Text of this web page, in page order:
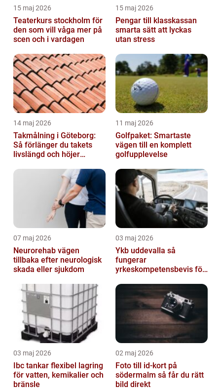
15 maj 2026
Teaterkurs stockholm för
den som vill våga mer på
scen och i vardagen
15 maj 2026
Pengar till klasskassan
smarta sätt att lyckas
utan stress
14 maj 2026
Takmålning i Göteborg:
Så förlänger du takets
livslängd och höjer
11 maj 2026
Golfpaket: Smartaste
vägen till en komplett
golfupplevelse
07 maj 2026
Neurorehab vägen
tillbaka efter neurologisk
skada eller sjukdom
03 maj 2026
Ykb uddevalla så
fungerar
yrkeskompetensbevis för
03 maj 2026
Ibc tankar flexibel lagring
för vatten, kemikalier och
bränsle
02 maj 2026
Foto till id-kort på
södermalm så får du rätt
bild direkt